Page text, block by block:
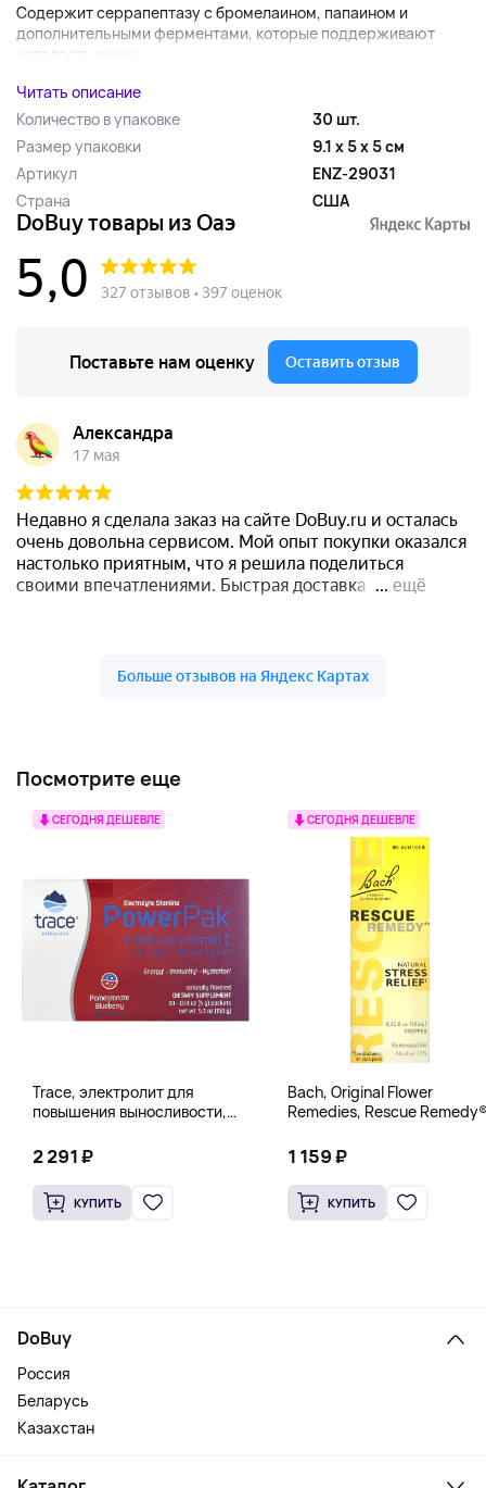
Содержит серрапептазу с бромелаином, папаином и
дополнительными ферментами, которые поддерживают
усталость мышц...
Читать описание
Количество в упаковке
30 шт.
Размер упаковки
9.1 x 5 x 5 см
Артикул
ENZ-29031
Страна
США
Посмотрите еще
СЕГОДНЯ ДЕШЕВЛЕ
Trace, электролит для
повышения выносливости,
и черники, 30 пакетиков по 5 г
(0,18 унции)
2 291 ₽
КУПИТЬ
СЕГОДНЯ ДЕШЕВЛЕ
Bach, Original Flower
Remedies, Rescue
снятия стресса, 10 мл
(0,35 жидк. унции)
1 159 ₽
КУПИТЬ
DoBuy
Россия
Беларусь
Казахстан